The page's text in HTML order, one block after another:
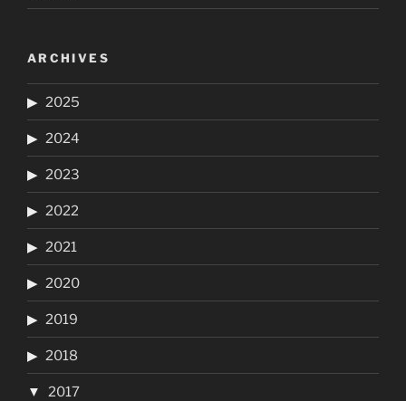
ARCHIVES
2025
2024
2023
2022
2021
2020
2019
2018
2017